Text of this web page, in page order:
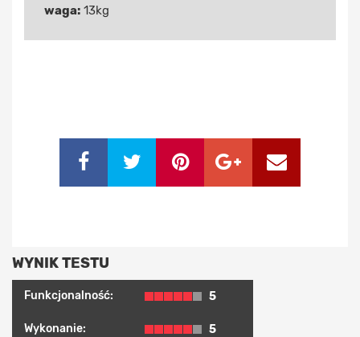
waga: 13kg
WYNIK TESTU
Funkcjonalność: 5
Wykonanie: 5